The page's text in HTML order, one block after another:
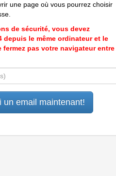
une page où vous pourrez choisir
de sécurité, vous devez
depuis le même ordinateur et le
fermez pas votre navigateur entre